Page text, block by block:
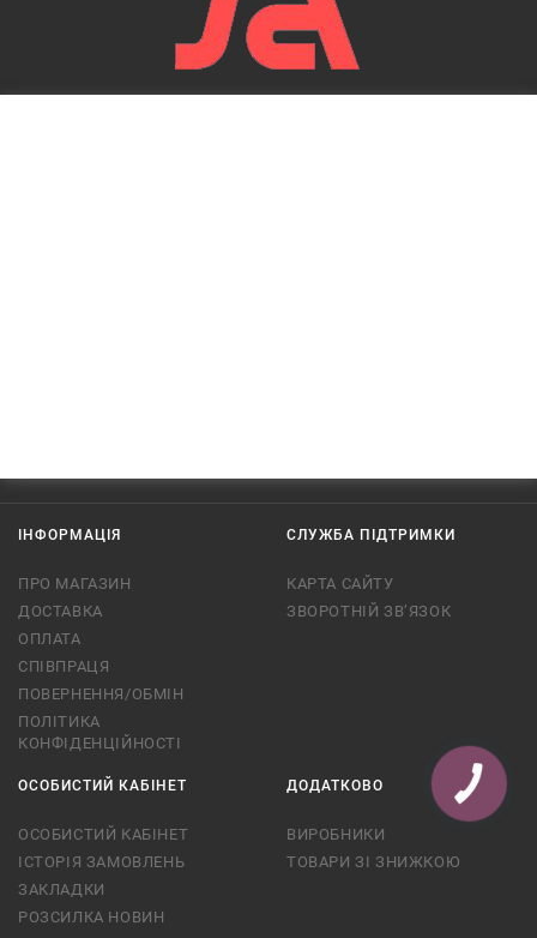
ІНФОРМАЦІЯ
ПРО МАГАЗИН
ДОСТАВКА
ОПЛАТА
СПІВПРАЦЯ
ПОВЕРНЕННЯ/ОБМІН
ПОЛІТИКА
КОНФІДЕНЦІЙНОСТІ
СЛУЖБА ПІДТРИМКИ
КАРТА САЙТУ
ЗВОРОТНІЙ ЗВ’ЯЗОК
ОСОБИСТИЙ КАБІНЕТ
ОСОБИСТИЙ КАБІНЕТ
ІСТОРІЯ ЗАМОВЛЕНЬ
ЗАКЛАДКИ
РОЗСИЛКА НОВИН
ДОДАТКОВО
ВИРОБНИКИ
ТОВАРИ ЗІ ЗНИЖКОЮ
КНОПКА
СВЯЗИ